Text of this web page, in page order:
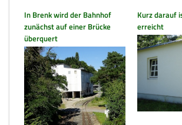
In Brenk wird der Bahnhof
zunächst auf einer Brücke
überquert
Kurz darauf
erreicht